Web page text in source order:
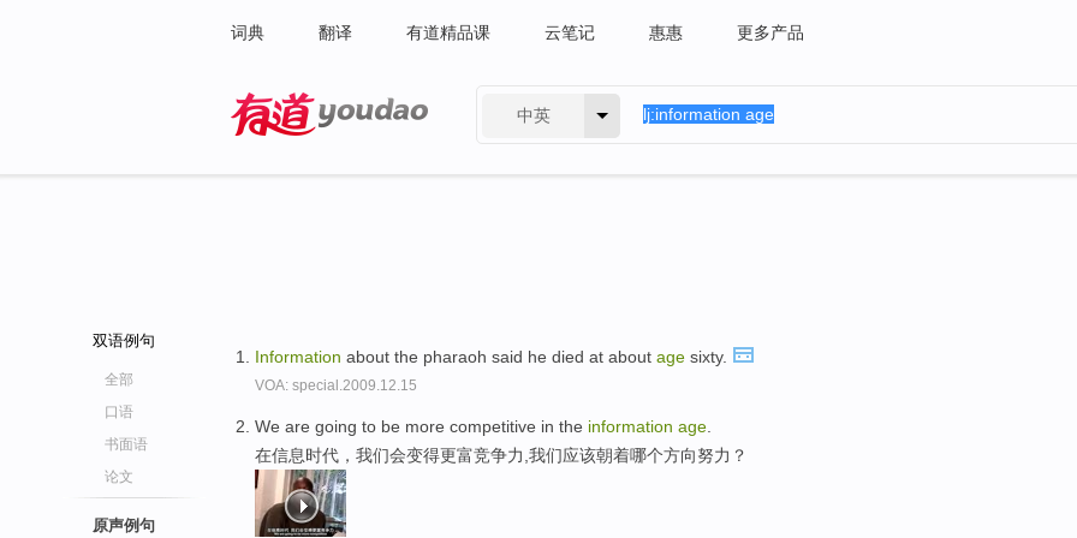
词典 翻译 有道精品课 云笔记 惠惠 更多产品
中英
双语例句
全部
口语
书面语
论文
原声例句
Information about the pharaoh said he died at about age sixty.
VOA: special.2009.12.15
We are going to be more competitive in the information age
在信息时代，我们会变得更富竞争力,我们应该朝着哪个方向努力？